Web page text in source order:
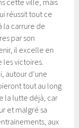
cette ville, mais
réussit tout ce
la carrure de
par son
il excelle en
victoires.
autour d’une
tout au long
la lutte déjà, car
et malgré sa
aux